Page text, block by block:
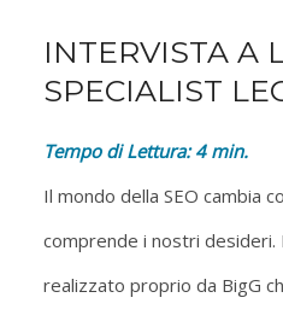
INTERVISTA A
SPECIALIST
Tempo di Lettura:4 min.
Il mondo della SEO cambia
comprende i nostri desideri.
realizzato proprio da BigG